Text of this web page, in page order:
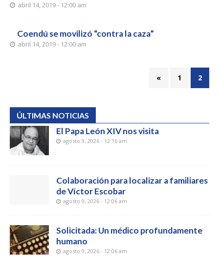
abril 14, 2019 - 12:00 am
Coendú se movilizó “contra la caza”
abril 14, 2019 - 12:00 am
« 1 2
ÚLTIMAS NOTICIAS
El Papa León XIV nos visita
agosto 9, 2026 - 12:16 am
Colaboración para localizar a familiares
de Víctor Escobar
agosto 9, 2026 - 12:06 am
Solicitada: Un médico profundamente
humano
agosto 9, 2026 - 12:06 am